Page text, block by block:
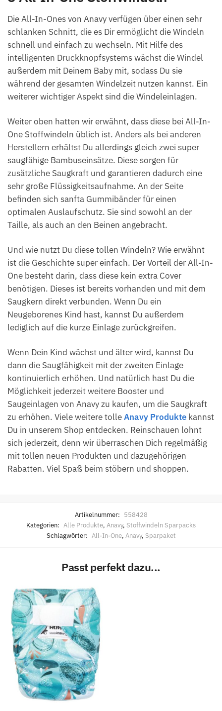
Die All-In-Ones von Anavy verfügen über einen sehr
schlanken Schnitt, die es Dir ermöglicht die Windeln
schnell und einfach zu wechseln. Mit Hilfe des
intelligenten Druckknopfsystems wächst die Windel
außerdem mit Deinem Baby mit, sodass Du sie
während der gesamten Windelzeit nutzen kannst. Ein
weiterer wichtiger Aspekt sind die Windeleinlagen.
Weiter oben hatten wir erwähnt, dass diese bei All-In-
One Stoffwindeln üblich ist. Anders als bei anderen
Herstellern erhältst Du allerdings gleich zwei super
saugfähige Bambuseinsätze. Diese sorgen für
zusätzliche Saugkraft und garantieren dadurch eine
sehr große Flüssigkeitsaufnahme. An der Seite
befinden sich sanfta Gummibänder für einen
optimalen Auslaufschutz. Sie sind sowohl an der
Taille, als auch an den Beinen angebracht.
Und wie nutzt Du diese tollen Windeln? Wie erwähnt
ist die Geschichte super einfach. Der Vorteil der All-In-
One besteht darin, dass diese kein extra Cover
benötigen. Dieses ist bereits vorhanden und mit dem
Saugkern direkt verbunden. Wenn Du ein
Neugeborenes Kind hast, kannst Du außerdem
lediglich auf die kurze Einlage zurückgreifen.
Wenn Dein Kind wächst und älter wird, kannst Du
dann die Saugfähigkeit mit der zweiten Einlage
kontinuierlich erhöhen. Und natürlich hast Du die
Möglichkeit jederzeit weitere Booster und
Saugeinlagen von Anavy zu kaufen, um die Saugkraft
zu erhöhen. Viele weitere tolleAnavy Produkte kannst
Du in unserem Shop entdecken. Reinschauen lohnt
sich jederzeit, denn wir überraschen Dich regelmäßig
mit tollen neuen Produkten und dazugehörigen
Rabatten. Viel Spaß beim stöbern und shoppen.
Artikelnummer: 558428
Kategorien: Alle Produkte, Anavy, Stoffwindeln Sparpacks
Schlagwörter: All-In-One, Anavy, Sparpaket
Passt perfekt dazu...